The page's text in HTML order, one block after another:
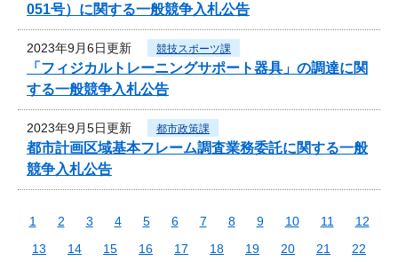
051号）に関する一般競争入札公告
2023年9月6日更新 競技スポーツ課
「フィジカルトレーニングサポート器具」の調達に関
する一般競争入札公告
2023年9月5日更新 都市政策課
都市計画区域基本フレーム調査業務委託に関する一般
競争入札公告
1 2 3 4 5 6 7 8 9 10 11
12
13
14 15 16 17 18 19 20 21
22